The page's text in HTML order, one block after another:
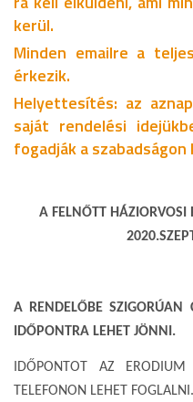
kerül.
Minden emailre a
érkezik.
Helyettesítés: az
saját rendelési
fogadják a
A FELNŐTT HÁZIORVOSI
A RENDELŐBE SZIGORÚAN
IDŐPONTRA LEHET JÖNNI.
IDŐPONTOT AZ ERODIUM
TELEFONON LEHET FOGLALNI.